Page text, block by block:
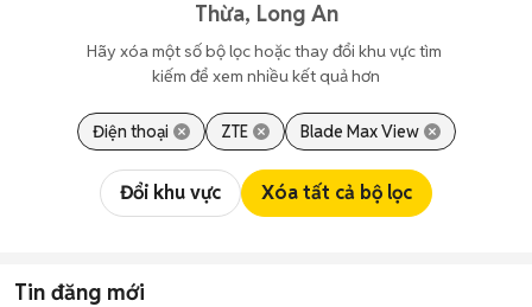
Thừa, Long An
Hãy xóa một số bộ lọc hoặc thay đổi khu vực tìm
kiếm để xem nhiều kết quả hơn
Điện thoại ZTE Blade Max View
Đổi khu vực Xóa tất cả bộ lọc
Tin đăng mới